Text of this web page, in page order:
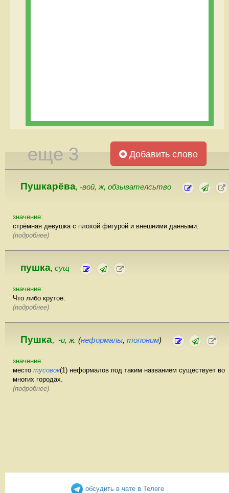
еще 3 Добавить слово
Пушкарёва, -вой, ж, обзывателсьтво
значение:
стрёмная девушка с плохой фигурой и внешними данными.
(подробнее)
пушка, сущ
значение:
Что либо крутое.
(подробнее)
Пушка, -и, ж. (неформалы, топоним)
значение:
место тусовок(1) неформалов под таким названием существует во
многих городах.
(подробнее)
обсудить в чате в Телеге